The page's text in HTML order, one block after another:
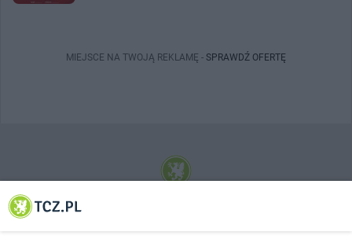
MIEJSCE NA TWOJĄ REKLAMĘ - SPRAWDŹ OFERTĘ
© 2001-2026 Tczew - TCZ.PL Sp. z o.o. Internetowy Serwis Informacyjny Miasta